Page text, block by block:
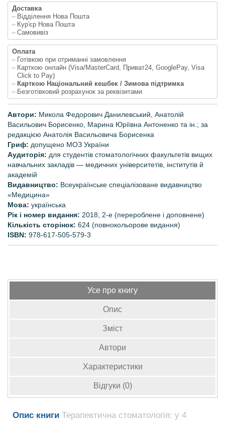
Доставка
Відділення Нова Пошта
Кур'єр Нова Пошта
Самовивіз
Оплата
Готівкою при отриманні замовлення
Карткою онлайн (Visa/MasterCard, Приват24, GooglePay, Visa
Click to Pay)
Карткою Національний кешбек / Зимова підтримка
Безготівковий розрахунок за реквізитами
Автори: Микола Федорович Данилевський, Анатолій
Васильович Борисенко, Марина Юріївна Антоненко та ін. ; за
редакцією Анатолія Васильовича Борисенка
Гриф: допущено МОЗ України
Аудиторія: для студентів стоматологічних факультетів вищих
навчальних закладів — медичних університетів, інститутів й
академій
Видавництво: Всеукраїнське спеціалізоване видавництво
«Медицина»
Мова: українська
Рік і номер видання: 2018, 2-е (перероблене і доповнене)
Кількість сторінок: 624 (повнокольорове видання)
ISBN: 978-617-505-579-3
Усе про книгу
Опис
Зміст
Автори
Характеристики
Відгуки (0)
Опис книги Терапевтична стоматологія: у 4